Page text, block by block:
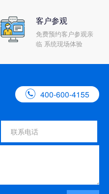
客户参观
免费预约客户参观亲
临 系统现场体验
 400-600-4155